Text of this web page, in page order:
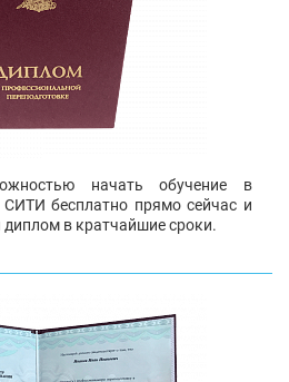
начать обучение в
бесплатно прямо сейчас и
в кратчайшие сроки.